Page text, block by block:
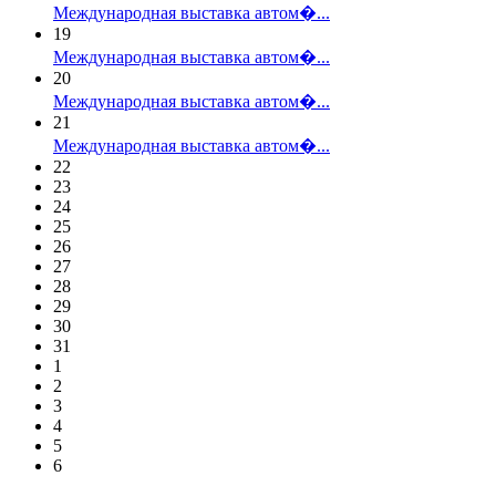
Международная выставка автом�...
19
Международная выставка автом�...
20
Международная выставка автом�...
21
Международная выставка автом�...
22
23
24
25
26
27
28
29
30
31
1
2
3
4
5
6